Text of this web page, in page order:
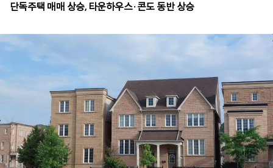
단독주택 매매 상승, 타운하우스·콘도 동반 상승